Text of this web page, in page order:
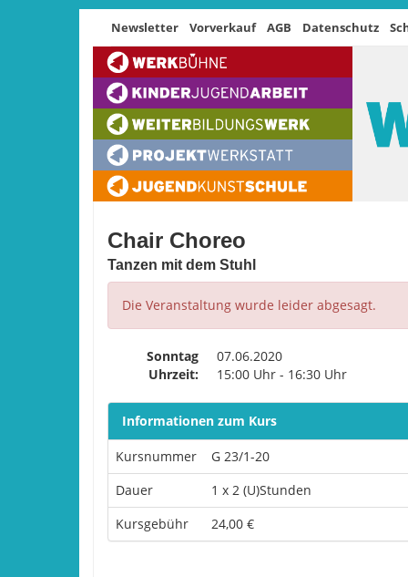
Newsletter Vorverkauf AGB Datenschutz
Chair Choreo
Tanzen mit dem Stuhl
Die Veranstaltung wurde leider abgesagt.
Sonntag
07.06.2020
Uhrzeit:
15:00 Uhr - 16:30 Uhr
Informationen zum Kurs
Kursnummer
G 23/1-20
Dauer
1 x 2 (U)Stunden
Kursgebühr
24,00 €